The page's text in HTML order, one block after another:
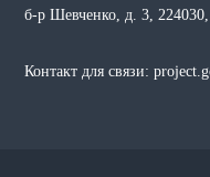
б-р Шевченко, д. 3, 224030,
Контакт для связи: